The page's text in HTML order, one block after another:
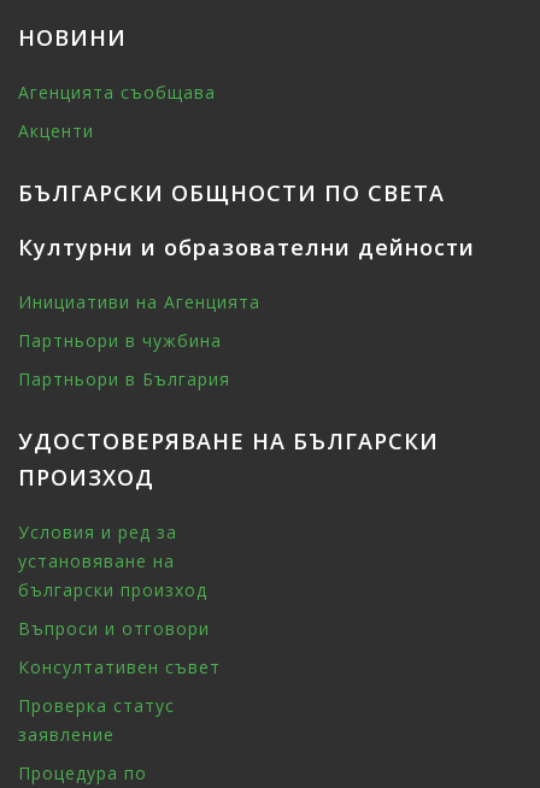
НОВИНИ
Агенцията съобщава
Акценти
БЪЛГАРСКИ ОБЩНОСТИ ПО СВЕТА
Културни и образователни дейности
Инициативи на Агенцията
Партньори в чужбина
Партньори в България
УДОСТОВЕРЯВАНЕ НА БЪЛГАРСКИ
ПРОИЗХОД
Условия и ред за
установяване на
български произход
Въпроси и отговори
Консултативен съвет
Проверка статус
заявление
Процедура по